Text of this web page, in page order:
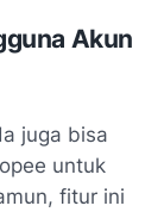
Akun
juga bisa
untuk
fitur ini